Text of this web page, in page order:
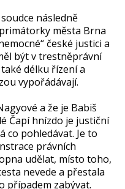
následně
města Brna
české justici a
být v trestněprávní
délku řízení a
vypořádávají.
a že je Babiš
Čapí hnízdo je justiční
co pohledávat. Je to
právních
udělat, místo toho,
nevede a přestala
případem zabývat.